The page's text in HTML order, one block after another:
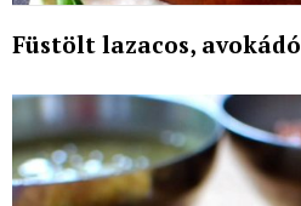
Füstölt lazacos,